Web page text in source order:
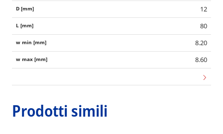
12
80
8.20
8.60
Prodotti simili